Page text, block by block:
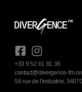
+33 9 52 61 81 36
contact@divergence-
56 rue de l'industrie,